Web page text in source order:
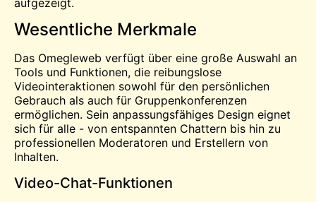
Wesentliche Merkmale
Das Omegleweb verfügt über eine große Auswahl an
Tools und Funktionen, die reibungslose
Videointeraktionen sowohl für den persönlichen
Gebrauch als auch für Gruppenkonferenzen
ermöglichen. Sein anpassungsfähiges Design eignet
sich für alle - von entspannten Chattern bis hin zu
professionellen Moderatoren und Erstellern von
Inhalten.
Video-Chat-Funktionen